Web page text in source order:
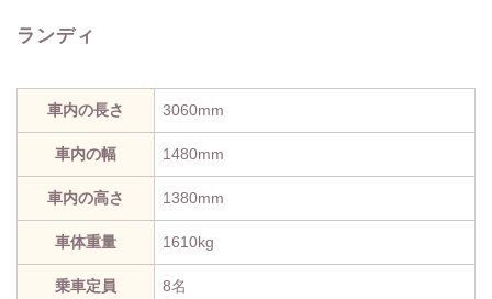
ランディ
車内の長さ 3060mm
車内の幅 1480mm
車内の高さ 1380mm
車体重量 1610kg
乗車定員 8名